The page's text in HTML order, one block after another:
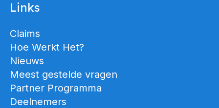
Links
Claims
Hoe Werkt Het?
Nieuws
Meest gestelde vragen
Partner Programma
Deelnemers